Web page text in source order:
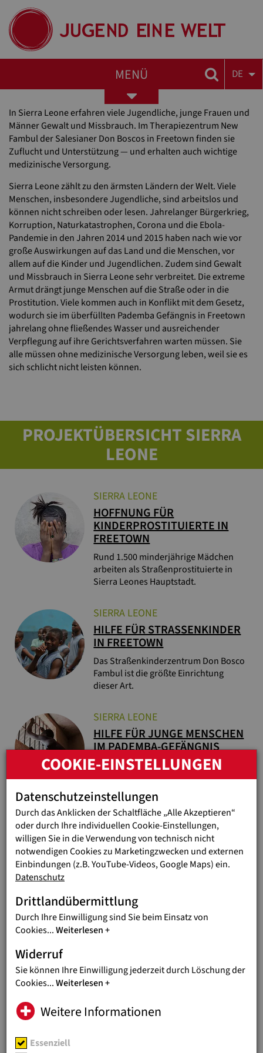
MENÜ DE
Toggle
navigation
In Sierra Leone erfahren viele Jugendliche, junge Frauen und
Männer Gewalt und Missbrauch. Im Therapiezentrum New
Fambul der Salesianer Don Boscos in Freetown finden sie
Zuflucht und Unterstützung — und erhalten auch wichtige
medizinische Versorgung.
Sierra Leone zählt zu den ärmsten Ländern der Welt. Viele
Menschen, insbesondere Jugendliche, sind arbeitslos und
können nicht schreiben oder lesen. Jahrelanger Bürgerkrieg,
Korruption, Naturkatastrophen, Corona und die Ebola-
Pandemie in den Jahren 2014 und 2015 haben nach wie vor
große Auswirkungen auf das Land und die Menschen, vor
allem auf die Kinder und Jugendlichen. Zudem sind Gewalt
und Missbrauch in Sierra Leone sehr verbreitet. Die extreme
Armut drängt junge Menschen auf die Straße oder in die
Prostitution. Viele kommen auch in Konflikt mit dem Gesetz,
wodurch sie im überfüllten Pademba Gefängnis in Freetown
jahrelang ohne fließendes Wasser und ausreichender
Verpflegung auf ihre Gerichtsverfahren warten müssen. Sie
alle müssen ohne medizinische Versorgung leben, weil sie es
sich schlicht nicht leisten können.
PROJEKTÜBERSICHT SIERRA
LEONE
SIERRA LEONE
HOFFNUNG FÜR
KINDERPROSTITUIERTE IN
FREETOWN
Rund 1.500 minderjährige Mädchen
arbeiten als Straßenprostituierte in
Sierra Leones Hauptstadt.
SIERRA LEONE
HILFE FÜR STRASSENKINDER I
N FREETOWN
Das Straßenkinderzentrum Don Bosco
Fambul ist die größte Einrichtung
dieser Art.
SIERRA LEONE
HILFE FÜR JUNGE MENSCHEN
IM PADEMBA-GEFÄNGNIS
Don Bosco Fambul lässt die Kinder, die
oft unschuldig im Gefängnis von
Freetown einsitzen, nicht im Stich.
SIERRA LEONE
DIE DON BOSCO BRASS BAND
IN FREETOWN
Jugendliche schöpfen Hoffnung durch
Bosco.
SIERRA LEONE
Sport und pädagogische Maßnahmen
helfen benachteiligten Kindern und
COOKIE-EINSTELLUNGEN
Datenschutzeinstellungen
Durch das Anklicken der Schaltfläche „Alle Akzeptieren“
oder durch Ihre individuellen Cookie-Einstellungen,
willigen Sie in die Verwendung von technisch nicht
notwendigen Cookies zu Marketingzwecken und externen
Einbindungen (z.B. YouTube-Videos, Google Maps) ein.
Datenschutz
Drittlandübermittlung
Durch Ihre Einwilligung sind Sie beim Einsatz von
Cookies...Weiterlesen
Widerruf
Sie können Ihre Einwilligung jederzeit durch Löschung der
Cookies...Weiterlesen
Weitere Informationen
Essenziell